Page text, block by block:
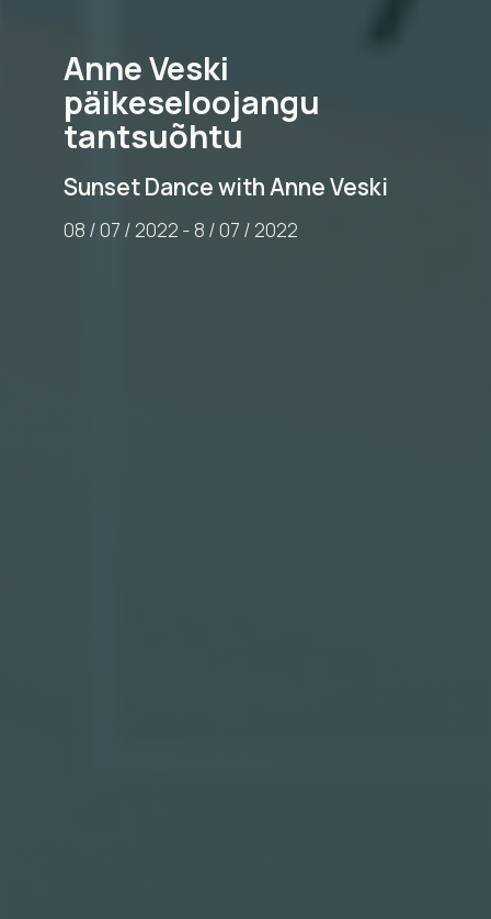
Anne Veski
päikeseloojangu
tantsuõhtu
Sunset Dance with Anne Veski
08 /07 /2022 - 8 /07 /2022